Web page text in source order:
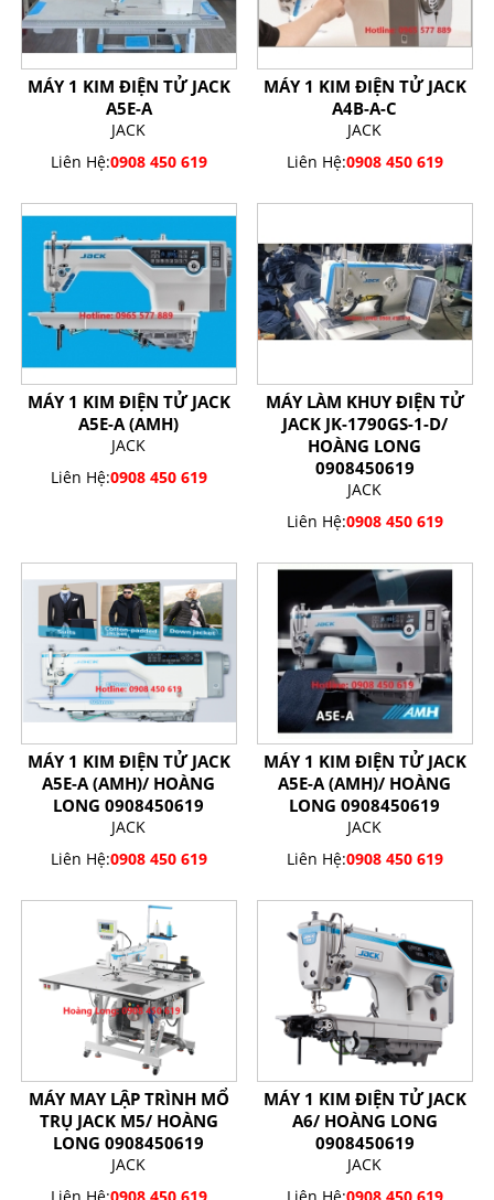
MÁY 1 KIM ĐIỆN TỬ JACK
A5E-A
JACK
Liên Hệ:0908 450 619
MÁY 1 KIM ĐIỆN TỬ JACK
A4B-A-C
JACK
Liên Hệ:0908 450 619
MÁY 1 KIM ĐIỆN TỬ JACK
A5E-A (AMH)
JACK
Liên Hệ:0908 450 619
MÁY LÀM KHUY ĐIỆN TỬ
JACK JK-1790GS-1-D/
HOÀNG LONG
0908450619
JACK
Liên Hệ:0908 450 619
MÁY 1 KIM ĐIỆN TỬ JACK
A5E-A (AMH)/ HOÀNG
LONG 0908450619
JACK
Liên Hệ:0908 450 619
MÁY 1 KIM ĐIỆN TỬ JACK
A5E-A (AMH)/ HOÀNG
LONG 0908450619
JACK
Liên Hệ:0908 450 619
MÁY MAY LẬP TRÌNH MỔ
TRỤ JACK M5/ HOÀNG
LONG 0908450619
JACK
MÁY 1 KIM ĐIỆN TỬ JACK
A6/ HOÀNG LONG
0908450619
JACK